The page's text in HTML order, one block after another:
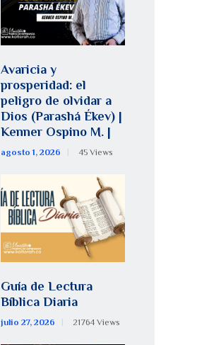
Avaricia y
prosperidad: el
peligro de olvidar a
Dios (Parashá Ékev) |
Kenner Ospino M. |
agosto 1, 2026 45 Views
Guía de Lectura
Bíblica Diaria
julio 27, 2026 21764 Views